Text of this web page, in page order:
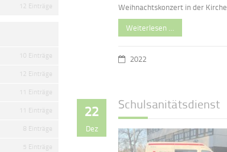
Weihnachtskonzert in der Kirche
Weiterlesen …
2022
22
Dez
Schulsanitätsdienst
12 Einträge
10 Einträge
12 Einträge
11 Einträge
11 Einträge
8 Einträge
5 Einträge